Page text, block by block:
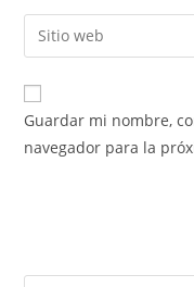
de
usuario
para
comentar
dirección
de
electrónico
para
comentar
Introducí
la
URL
de
Guardar mi nombre,
navegador para la